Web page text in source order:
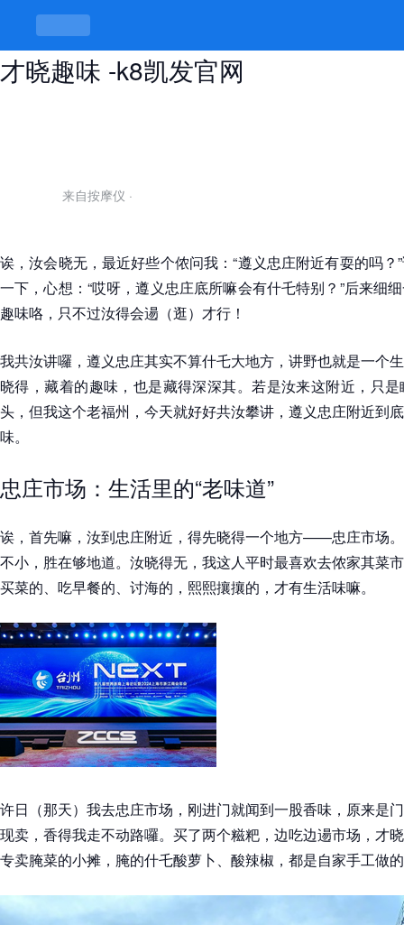
遵义忠庄附近有耍的吗，忠庄走透囉
才晓趣味 -k8凯发官网
来自按摩仪 ·
诶，汝会晓无，最近好些个侬问我：“遵义忠庄附近有耍的吗
一下，心想：“哎呀，遵义忠庄底所嘛会有什乇特别？”后来细
趣味咯，只不过汝得会逿（逛）才行！
我共汝讲囉，遵义忠庄其实不算什乇大地方，讲野也就是一个
晓得，藏着的趣味，也是藏得深深其。若是汝来这附近，只
头，但我这个老福州，今天就好好共汝攀讲，遵义忠庄附近到
味。
忠庄市场：生活里的“老味道”
诶，首先嘛，汝到忠庄附近，得先晓得一个地方——忠庄市场
不小，胜在够地道。汝晓得无，我这人平时最喜欢去侬家其菜
买菜的、吃早餐的、讨海的，熙熙攘攘的，才有生活味嘛。
许日（那天）我去忠庄市场，刚进门就闻到一股香味，原来是
现卖，香得我走不动路囉。买了两个糍粑，边吃边逿市场，才
专卖腌菜的小摊，腌的什乇酸萝卜、酸辣椒，都是自家手工做